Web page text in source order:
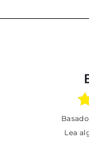
Lea algunas de las opiniones